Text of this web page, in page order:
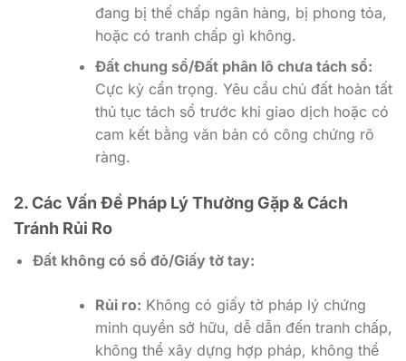
đang bị thế chấp ngân hàng, bị phong tỏa,
hoặc có tranh chấp gì không.
Đất chung sổ/Đất phân lô chưa tách sổ:
Cực kỳ cẩn trọng. Yêu cầu chủ đất hoàn tất
thủ tục tách sổ trước khi giao dịch hoặc có
cam kết bằng văn bản có công chứng rõ
ràng.
2. Các Vấn Đề Pháp Lý Thường Gặp & Cách
Tránh Rủi Ro
Đất không có sổ đỏ/Giấy tờ tay:
Rủi ro: Không có giấy tờ pháp lý chứng
minh quyền sở hữu, dễ dẫn đến tranh chấp,
không thể xây dựng hợp pháp, không thể